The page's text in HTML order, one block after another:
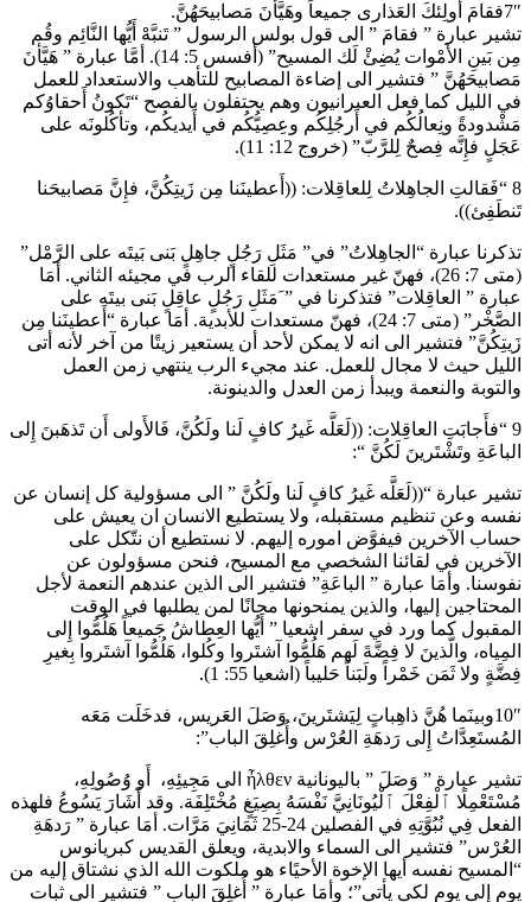
7″فقامَ أُولِئكَ العَذارى جميعاً وهَيَّأنَ مَصابيحَهُنَّ.
تشير عبارة ” فقامَ ” الى قول بولس الرسول ” تَنبَّهْ أَيُّها النَّائِم وقُم
مِن بَينِ الأَمْوات يُضِئْ لَك المسيح” (أفسس 5: 14). أمَّا عبارة ” هَيَّأنَ
مَصابيحَهُنَّ ” فتشير الى إضاءة المصابيح للتأهب والاستعداد للعمل
في الليل كما فعل العبرانيون وهم يحتفلون بالفصح “تَكونُ أَحقاوُكم
مَشْدودةً ونِعالُكُم في أَرجُلِكُم وعِصِيُّكُم في أَيديكُم، وتأكُلونَه على
عَجَلٍ فإِنَّه فِصحٌ لِلرَّبّ” (خروج 12: 11).
8 “فَقالتِ الجاهِلاتُ لِلعاقِلات: ((أَعطينَنا مِن زَيتِكُنَّ، فإِنَّ مَصابيحَنا
تَنطَفِئ)).
تذكرنا عبارة “الجاهِلاتُ” في” مَثَلِ رَجُلٍ جاهِلٍ بَنى بَيتَه على الرَّمْل”
(متى 7: 26)، فهنّ غير مستعدات للقاء الرب في مجيئه الثاني. أمَا
عبارة ” العاقِلات” فتذكرنا في ” َمَثَلِ رَجُلٍ عاقِلٍ بَنى بيتَه على
الصَّخْر” (متى 7: 24)، فهنّ مستعدات للأبدية. أمَا عبارة “أَعطينَنا مِن
زَيتِكُنَّ” فتشير الى انه لا يمكن لأحد أن يستعير زيتًا من آخر لأنه أتى
الليل حيث لا مجال للعمل. عند مجيء الرب ينتهي زمن العمل
والتوبة والنعمة ويبدأ زمن العدل والدينونة.
9 “فأَجابَتِ العاقِلات: ((لَعَلَّه غَيرُ كافٍ لَنا ولَكُنَّ، فَالأَولى أَن تَذهَبنَ إِلى
الباعَةِ وتَشْتَرينَ لَكُنَّ “:
تشير عبارة “((لَعَلَّه غَيرُ كافٍ لَنا ولَكُنَّ ” الى مسؤولية كل إنسان عن
نفسه وعن تنظيم مستقبله، ولا يستطيع الانسان ان يعيش على
حساب الآخرين فيفوَّض اموره إليهم. لا نستطيع أن نتّكل على
الآخرين في لقائنا الشخصي مع المسيح، فنحن مسؤولون عن
نفوسنا. وأمَا عبارة ” الباعَةِ” فتشير الى الذين عندهم النعمة لأجل
المحتاجين إليها، والذين يمنحونها مجانًا لمن يطلبها في الوقت
المقبول كما ورد في سفر اشعيا ” أَيُّها العِطاشُ جَميعاً هَلُمُّوا إِلى
المِياه، والَّذينَ لا فِضَّةَ لَهم هَلُمُّوا آشتَروا وكُلوا، هَلُمُّوا آشتَروا بِغيرِ
فِضَّةٍ ولا ثَمَن خَمْراً ولَبَناً حَليباً (اشعيا 55: 1).
10″وبينَما هُنَّ ذاهِباتٍ لِيَشتَرينَ، وَصَلَ العَريس، فدخَلَت مَعَه
المُستَعِدَّاتُ إِلى رَدهَةِ العُرْس وأُغلِقَ الباب”:
تشير عبارة ” وَصَلَ ” باليونانية ἦλθεν الى مَجِيئِهِ، ‏ أَو وُصُولِهِ، ‏
مُسْتَعْمِلًا ٱلْفِعْلَ ٱلْيُونَانِيَّ نَفْسَهُ بِصِيَغٍ مُخْتَلِفَة. وقد أَشَارَ يَسُوعُ فلهذه
الفعل فِي نُبُوَّتِهِ في الفصلين 24-25 ثَمَانِيَ مَرَّات. أمَا عبارة ” رَدهَةِ
العُرْس” فتشير الى السماء والابدية، ويعلق القديس كبريانوس
“المسيح نفسه أيها الإخوة الأحيًاء هو ملكوت الله الذي نشتاق إليه من
يوم إلى يوم لكي يأتي”؛ وأمَا عبارة ” أُغلِقَ الباب ” فتشير الى ثبات